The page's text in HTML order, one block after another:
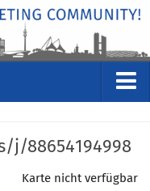
j/88654194998
Karte nicht verfügbar